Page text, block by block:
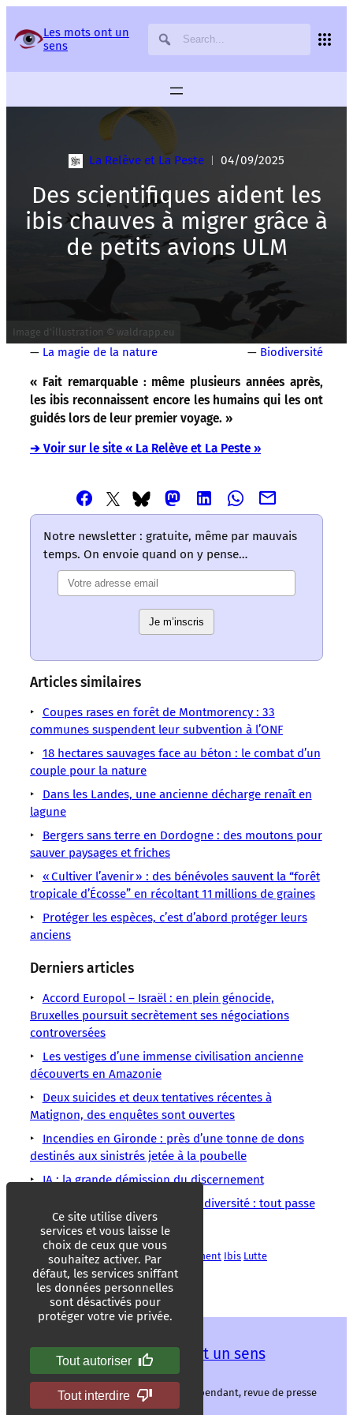
Les mots ont un
sens
La Relève et La Peste 04/09/2025
Des scientifiques aident les
ibis chauves à migrer grâce à
de petits avions ULM
Image d’illustration © waldrapp.eu
— La magie de la nature — Biodiversité
« Fait remarquable : même plusieurs années après,
les ibis reconnaissent encore les humains qui les ont
guidés lors de leur premier voyage. »
➔ Voir sur le site « La Relève et La Peste »
Partager
cet
article
–
Les
sens
/
LMOUS
–
Action
environnementale
Ibis
Partager
cet
article
via
Twitter
–
un
sens
LMOUS
–
Lutte
environnementale
Nature
Partager
cet
article
via
Bluesky
–
Les
mots
un
sens
LMOUS
–
remarquable
:
même
après,
Partager
cet
article
via
Mastodon
Les
mots
ont
LMOUS
–
les
encore
humains
Partager
cet
article
Linkedin
Les
mots
ont
LMOUS
–
qui
guidés
de
premier
Partager
cet
via
Les
LMOUS
–
Partager
cet
article
Les
LMOUS
–
Notre newsletter : gratuite, même par mauvais
temps. On envoie quand on y pense…
Je m’inscris
Articles similaires
Coupes rases en forêt de Montmorency : 33
communes suspendent leur subvention à l’ONF
18 hectares sauvages face au béton : le combat d’un
couple pour la nature
Dans les Landes, une ancienne décharge renaît en
lagune
Bergers sans terre en Dordogne : des moutons pour
sauver paysages et friches
« Cultiver l’avenir » : des bénévoles sauvent la “forêt
tropicale d’Écosse” en récoltant 11 millions de graines
Protéger les espèces, c’est d’abord protéger leurs
anciens
Derniers articles
Accord Europol – Israël : en plein génocide,
Bruxelles poursuit secrètement ses négociations
controversées
Les vestiges d’une immense civilisation ancienne
découverts en Amazonie
Deux suicides et deux tentatives récentes à
Matignon, des enquêtes sont ouvertes
Incendies en Gironde : près d’une tonne de dons
destinés aux sinistrés jetée à la poubelle
IA : la grande démission du discernement
Sécheresses, chaleur, CO₂, biodiversité : tout passe
par le sol (vivant)
Action environnementale Environnement Ibis Lutte
environnementale Nature Oiseaux
Les mots ont un sens
Les mots ont un sens, média libre et indépendant, revue de presse
alternative.
Panneau de gestion des services
Ce site utilise divers
services et vous laisse le
choix de ceux que vous
souhaitez activer. Par
défaut, les services sniffant
les données personnelles
sont désactivés pour
protéger votre vie privée.
Tout autoriser
Tout interdire